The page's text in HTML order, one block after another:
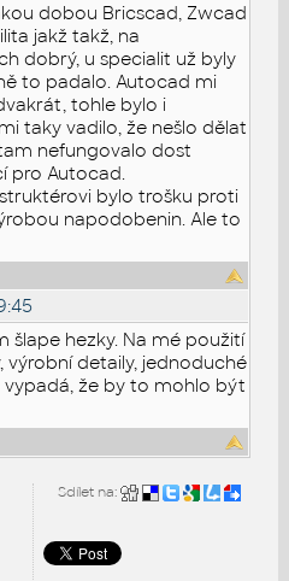
dobou Bricscad, Zwcad
jakž takž, na
dobrý, u specialit už byly
to padalo. Autocad mi
tohle bylo i
taky vadilo, že nešlo dělat
nefungovalo dost
pro Autocad.
bylo trošku proti
napodobenin. Ale to
šlape hezky. Na mé použití
výrobní detaily, jednoduché
že by to mohlo být
Sdílet na: